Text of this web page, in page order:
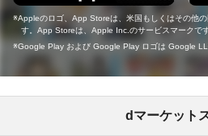
Appleのロゴ、App Storeは、米国もしくはその他
す。App Storeは、Apple Inc.のサービスマークです
Google Play および Google Play ロゴは Google
dマーケット